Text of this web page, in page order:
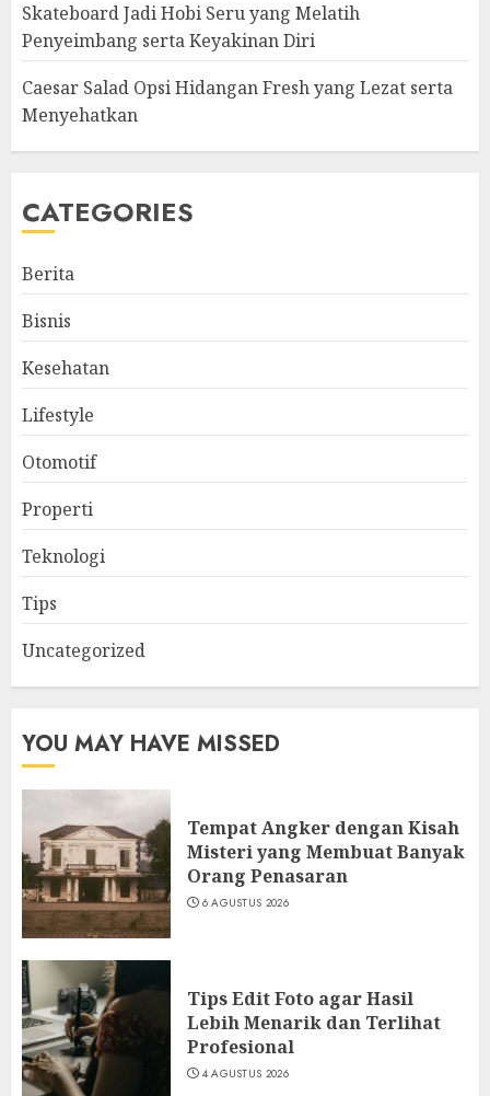
Skateboard Jadi Hobi Seru yang Melatih
Penyeimbang serta Keyakinan Diri
Caesar Salad Opsi Hidangan Fresh yang Lezat serta
Menyehatkan
CATEGORIES
Berita
Bisnis
Kesehatan
Lifestyle
Otomotif
Properti
Teknologi
Tips
Uncategorized
YOU MAY HAVE MISSED
Tempat Angker dengan Kisah
Misteri yang Membuat Banyak
Orang Penasaran
6 AGUSTUS 2026
Tips Edit Foto agar Hasil
Lebih Menarik dan Terlihat
Profesional
4 AGUSTUS 2026